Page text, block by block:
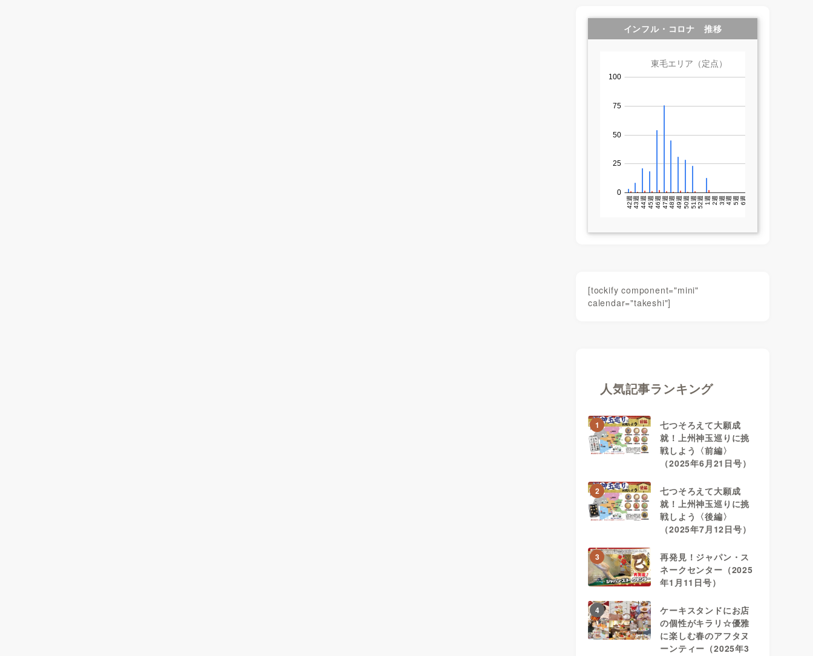
インフル・コロナ 推移
[tockify component="mini"
calendar="takeshi"]
人気記事ランキング
1
七つそろえて大願成
就！上州神玉巡りに挑
戦しよう〈前編〉
（2025年6月21日号）
2
七つそろえて大願成
就！上州神玉巡りに挑
戦しよう〈後編〉
（2025年7月12日号）
3
再発見！ジャパン・ス
ネークセンター（2025
年1月11日号）
4
ケーキスタンドにお店
の個性がキラリ☆優雅
に楽しむ春のアフタヌ
ーンティー（2025年3